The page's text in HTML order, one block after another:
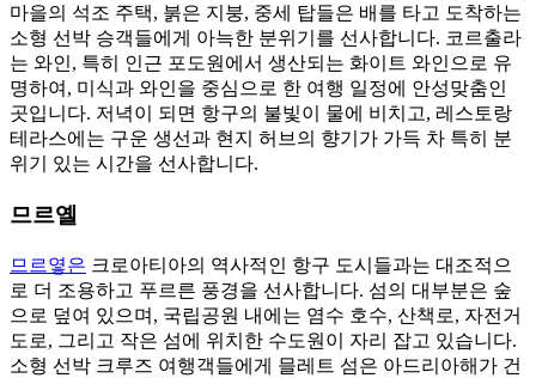
마을의 석조 주택, 붉은 지붕, 중세 탑들은 배를 타고 도착하는
소형 선박 승객들에게 아늑한 분위기를 선사합니다. 코르출라
는 와인, 특히 인근 포도원에서 생산되는 화이트 와인으로 유
명하여, 미식과 와인을 중심으로 한 여행 일정에 안성맞춤인
곳입니다. 저녁이 되면 항구의 불빛이 물에 비치고, 레스토랑
테라스에는 구운 생선과 현지 허브의 향기가 가득 차 특히 분
위기 있는 시간을 선사합니다.
므르옐
므르옇은 크로아티아의 역사적인 항구 도시들과는 대조적으
로 더 조용하고 푸르른 풍경을 선사합니다. 섬의 대부분은 숲
으로 덮여 있으며, 국립공원 내에는 염수 호수, 산책로, 자전거
도로, 그리고 작은 섬에 위치한 수도원이 자리 잡고 있습니다.
소형 선박 크루즈 여행객들에게 믈레트 섬은 아드리아해가 건